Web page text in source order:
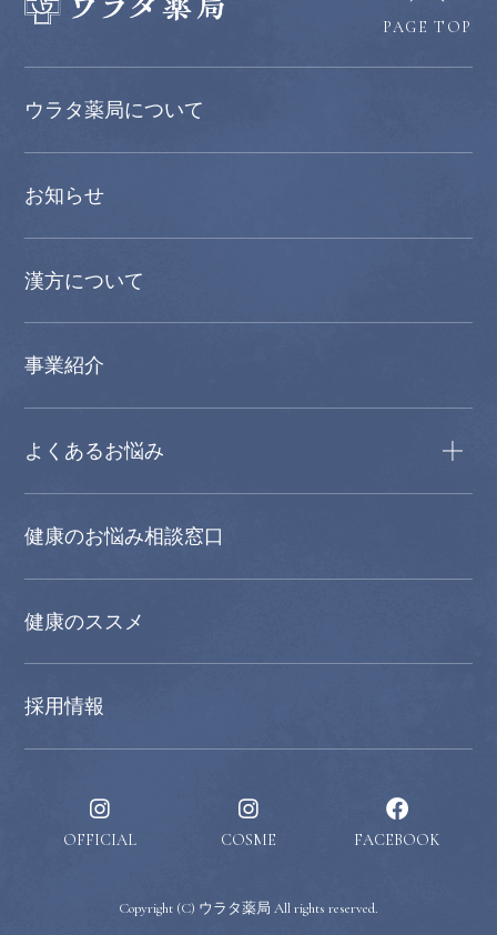
PAGE TOP
ウラタ薬局について
お知らせ
漢方について
事業紹介
よくあるお悩み
健康のお悩み相談窓口
健康のススメ
採用情報
OFFICIAL COSME FACEBOOK
Copyright (C) ウラタ薬局 All rights reserved.